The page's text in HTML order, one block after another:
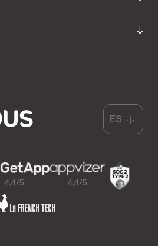
4,4/5 4,4/5
ES